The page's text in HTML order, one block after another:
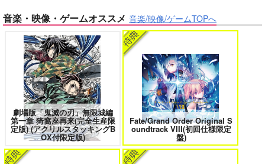
正面切ってかかってこ
シャリ平原
787円（税込）
落第忍者乱太郎
鉢屋三郎×尾浜勘右衛門
サンプル
カート
花金ラブアクシデント! 絶対ど～しても楽していきたいっ!
鬼上司・獄寺さんは暴かれたい。 6 恋してくれるな、マイバディ
音楽・映像・ゲームオススメ 音楽/映像/ゲームTOPへ
劇場版「鬼滅の刃」無限城編
第一章 猗窩座再来(完全生産限
定版) (アクリルスタッキングB
OX付限定版)
Fate/Grand Order Original S
oundtrack VIII(初回仕様限定
盤)